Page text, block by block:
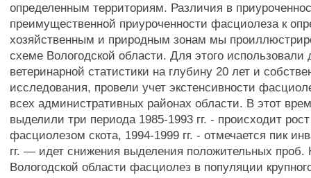
определенным территориям. Различия в
преимущественной приуроченности фасциолеза к
хозяйственным и природным зонам мы
схеме Вологодской области. Для этого использовали
ветеринарной статистики на глубину 20 лет и
исследования, провели учет экстенсивности
всех административных районах области. В этот
выделили три периода 1985-1993 гг. - происходит
фасциолезом скота, 1994-1999 гг. - отмечается пик
гг. — идет снижения выделения положительных проб.
Вологодской области фасциолез в популяции